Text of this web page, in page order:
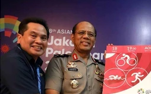
شراء تذاكر دورة الألعاب الآسيوية متاح منذ 30